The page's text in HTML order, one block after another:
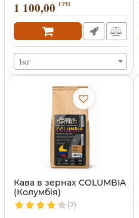
1 100,00 ГРН
1кг
Кава в зернах COLUMBIA
(Колумбія)
(7)